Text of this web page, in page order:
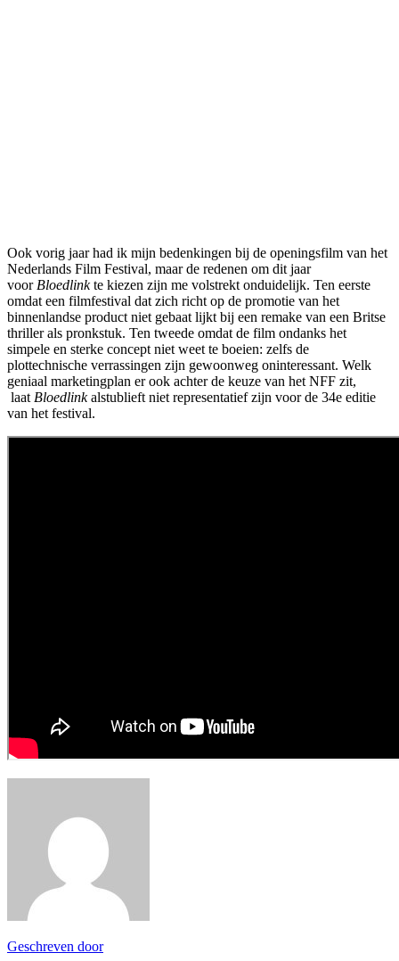
Ook vorig jaar had ik mijn bedenkingen bij de openingsfilm van het
Nederlands Film Festival, maar de redenen om dit jaar
voor Bloedlinkte kiezen zijn me volstrekt onduidelijk. Ten eerste
omdat een filmfestival dat zich richt op de promotie van het
binnenlandse product niet gebaat lijkt bij een remake van een Britse
thriller als pronkstuk. Ten tweede omdat de film ondanks het
simpele en sterke concept niet weet te boeien: zelfs de
plottechnische verrassingen zijn gewoonweg oninteressant. Welk
geniaal marketingplan er ook achter de keuze van het NFF zit,
laat Bloedlinkalstublieft niet representatief zijn voor de 34e editie
van het festival.
Geschreven door